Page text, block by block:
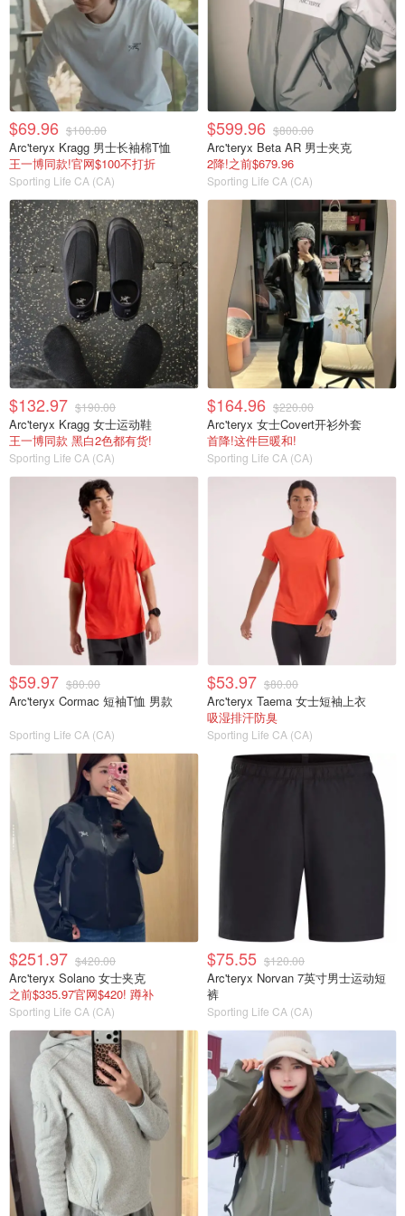
$69.96 $100.00
Arc'teryx Kragg 男士长袖棉T恤
王一博同款!官网$100不打折
Sporting Life CA (CA)
$599.96 $800.00
Arc'teryx Beta AR 男士夹克
2降!之前$679.96
Sporting Life CA (CA)
$132.97 $190.00
Arc'teryx Kragg 女士运动鞋
王一博同款 黑白2色都有货!
Sporting Life CA (CA)
$164.96 $220.00
Arc'teryx 女士Covert开衫外套
首降!这件巨暖和!
Sporting Life CA (CA)
$59.97 $80.00
Arc'teryx Cormac 短袖T恤 男款
Sporting Life CA (CA)
$53.97 $80.00
Arc'teryx Taema 女士短袖上衣
吸湿排汗防臭
Sporting Life CA (CA)
$251.97 $420.00
Arc'teryx Solano 女士夹克
之前$335.97官网$420! 蹲补
Sporting Life CA (CA)
$75.55 $120.00
Arc'teryx Norvan 7英寸男士运动短
裤
Sporting Life CA (CA)